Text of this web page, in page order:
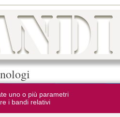
uno o più parametri
i bandi relativi